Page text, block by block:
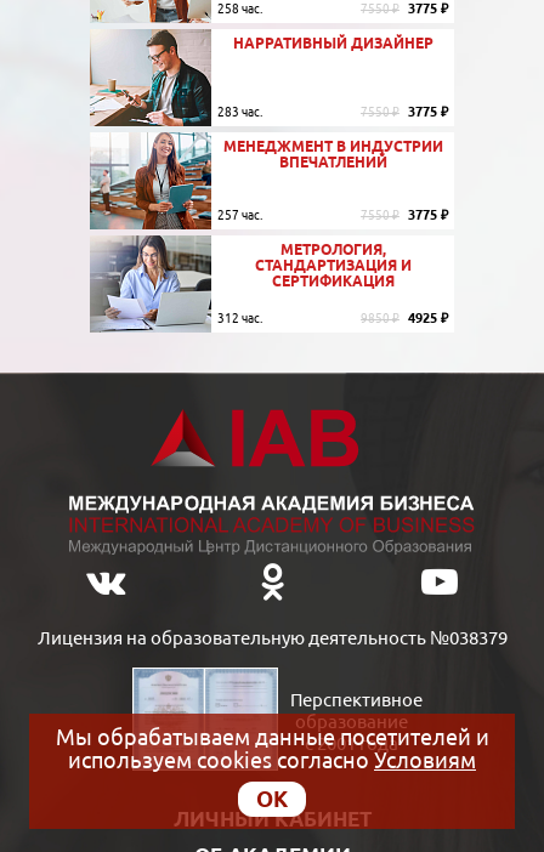
258 час. 7550 ₽ 3775 ₽
НАРРАТИВНЫЙ ДИЗАЙНЕР
283 час. 7550 ₽ 3775 ₽
МЕНЕДЖМЕНТ В ИНДУСТРИИ
ВПЕЧАТЛЕНИЙ
257 час. 7550 ₽ 3775 ₽
МЕТРОЛОГИЯ,
СТАНДАРТИЗАЦИЯ И
СЕРТИФИКАЦИЯ
312 час. 9850 ₽ 4925 ₽
Лицензия на образовательную деятельность №038379
Перспективное
образование
с 2001 года
ЛИЧНЫЙ КАБИНЕТ
Мы обрабатываем данные посетителей и
используем cookies согласно Условиям
OK